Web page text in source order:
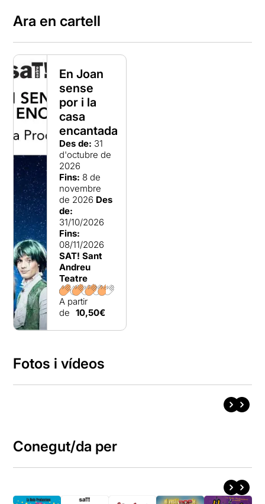
Ara en cartell
En Joan
sense
por i la
casa
encantada
Des de: 31
d'octubre de
2026
Fins: 8 de
novembre
de 2026 Des
de:
31/10/2026
Fins:
08/11/2026
SAT! Sant
Andreu
Teatre
A partir
de 10,50€
Fotos i vídeos
Conegut/da per